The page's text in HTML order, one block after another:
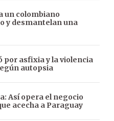
un colombiano
y desmantelan una
por asfixia y la violencia
autopsia
Así opera el negocio
acecha a Paraguay